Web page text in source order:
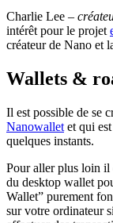
Charlie Lee –
intérêt pour le projet
créateur de Nano et
Wallets &
Il est possible de se
Nanowallet et qui
quelques instants.
Pour aller plus loin il
du desktop wallet
Wallet” purement
sur votre ordinateur